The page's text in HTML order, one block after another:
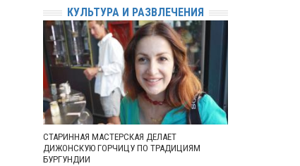
КУЛЬТУРА И РАЗВЛЕЧЕНИЯ
СТАРИННАЯ МАСТЕРСКАЯ ДЕЛАЕТ
ДИЖОНСКУЮ ГОРЧИЦУ ПО ТРАДИЦИЯМ
БУРГУНДИИ